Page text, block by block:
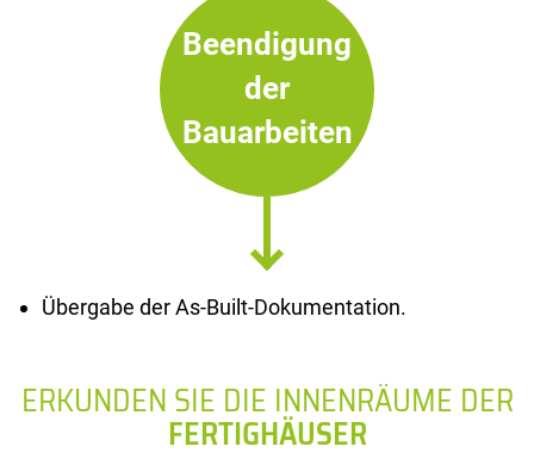
Beendigung
der
Bauarbeiten
Übergabe der As-Built-Dokumentation.
ERKUNDEN SIE DIE INNENRÄUME DER
FERTIGHÄUSER